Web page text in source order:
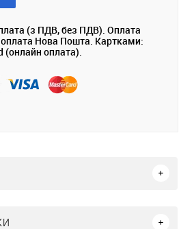
(з ПДВ, без ПДВ). Оплата
Нова Пошта. Картками:
(онлайн оплата).